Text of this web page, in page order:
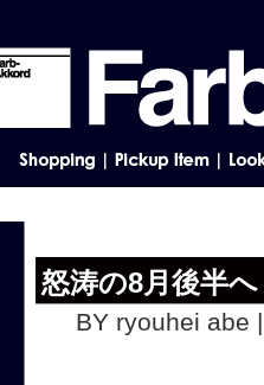
怒涛の8月後半へ
BY ryouhei abe